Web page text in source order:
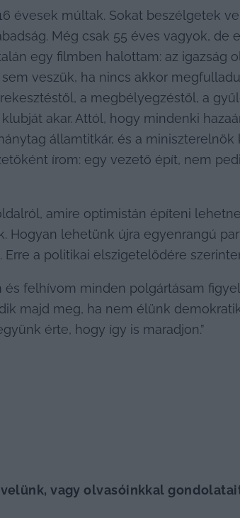
évesek múltak. Sokat beszélgetek
Még csak 55 éves vagyok,
egy filmben halottam: az igazság
veszük, ha nincs akkor
a megbélyegzéstől, a
akar. Attól, hogy mindenki
államtitkár, és a
írom: egy vezető épít, nem
amire optimistán építeni
Hogyan lehetünk újra egyenrangú
a politikai elszigetelődére
és felhívom minden polgártásam
majd meg, ha nem élünk
érte, hogy így is maradjon.”
vagy olvasóinkkal